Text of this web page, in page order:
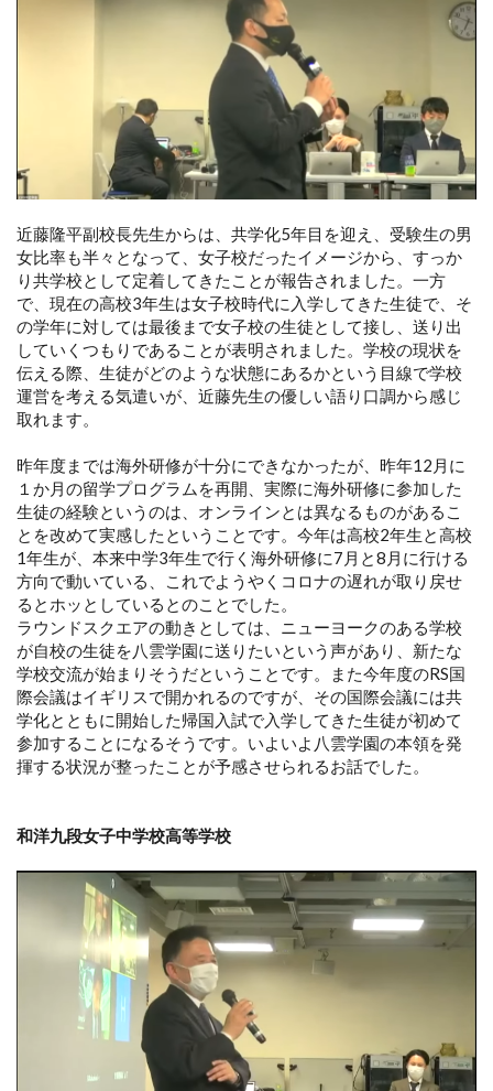
近藤隆平副校長先生からは、共学化5年目を迎え、受験生の男
女比率も半々となって、女子校だったイメージから、すっか
り共学校として定着してきたことが報告されました。一方
で、現在の高校3年生は女子校時代に入学してきた生徒で、そ
の学年に対しては最後まで女子校の生徒として接し、送り出
していくつもりであることが表明されました。学校の現状を
伝える際、生徒がどのような状態にあるかという目線で学校
運営を考える気遣いが、近藤先生の優しい語り口調から感じ
取れます。
昨年度までは海外研修が十分にできなかったが、昨年12月に
１か月の留学プログラムを再開、実際に海外研修に参加した
生徒の経験というのは、オンラインとは異なるものがあるこ
とを改めて実感したということです。今年は高校2年生と高校
1年生が、本来中学3年生で行く海外研修に7月と8月に行ける
方向で動いている、これでようやくコロナの遅れが取り戻せ
るとホッとしているとのことでした。
ラウンドスクエアの動きとしては、ニューヨークのある学校
が自校の生徒を八雲学園に送りたいという声があり、新たな
学校交流が始まりそうだということです。また今年度のRS国
際会議はイギリスで開かれるのですが、その国際会議には共
学化とともに開始した帰国入試で入学してきた生徒が初めて
参加することになるそうです。いよいよ八雲学園の本領を発
揮する状況が整ったことが予感させられるお話でした。
和洋九段女子中学校高等学校